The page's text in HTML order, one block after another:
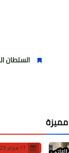
السلطان المصري
مميزة
17 فبراير 2023